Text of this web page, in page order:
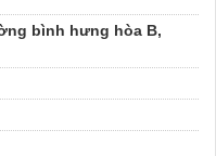
bình hưng hòa B,